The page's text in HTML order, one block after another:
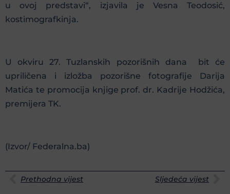
u ovoj predstavi“, izjavila je Vesna Teodosić,
kostimografkinja.
U okviru 27. Tuzlanskih pozorišnih dana bit će
upriličena i izložba pozorišne fotografije Darija
Matića te promocija knjige prof. dr. Kadrije Hodžića,
premijera TK.
(Izvor/ Federalna.ba)
Prethodna vijest Sljedeća vijest